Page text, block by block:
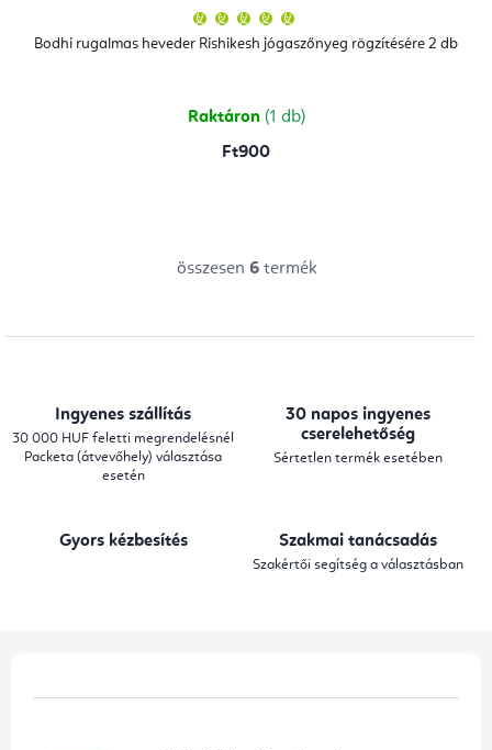
Bodhi rugalmas heveder Rishikesh jógaszőnyeg rögzítésére 2 db
átlagos
értékelése
csillag.
Raktáron (1 db)
Ft900
s
y
összesen 6termék
Ingyenes szállítás
30 000 HUF feletti megrendelésnél
Packeta (átvevőhely) választása
esetén
30 napos ingyenes
cserelehetőség
Sértetlen termék esetében
Gyors kézbesítés Szakmai tanácsadás
Szakértői segítség a választásban